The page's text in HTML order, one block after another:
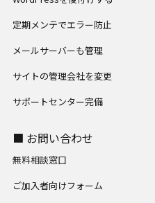
定期メンテでエラー防止
メールサーバーも管理
サイトの管理会社を変更
サポートセンター完備
■ お問い合わせ
無料相談窓口
ご加入者向けフォーム